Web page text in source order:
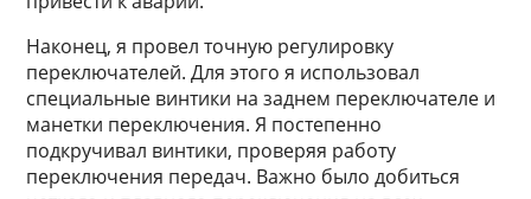
Наконец, я провел точную регулировку
переключателей. Для этого я использовал
специальные винтики на заднем переключателе и
манетки переключения. Я постепенно
подкручивал винтики, проверяя работу
переключения передач. Важно было добиться